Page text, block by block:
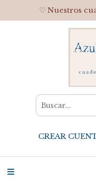
♡ Nuestros
CREAR